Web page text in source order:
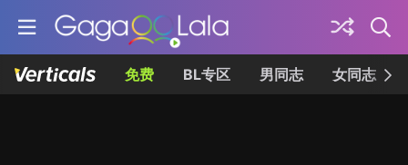
免费 BL专区 男同志 女同志